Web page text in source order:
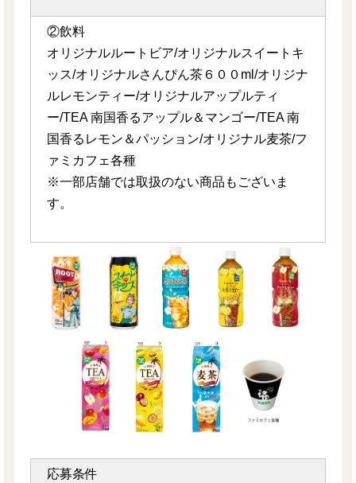
②飲料
オリジナルルートビア/オリジナルスイートキ
ッス/オリジナルさんぴん茶６００ml/オリジナ
ルレモンティー/オリジナルアップルティ
ー/TEA 南国香るアップル＆マンゴー/TEA 南
国香るレモン＆パッション/オリジナル麦茶/フ
ァミカフェ各種
※一部店舗では取扱のない商品もございま
す。
応募条件